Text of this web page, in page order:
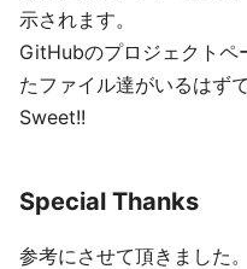
示されます。
GitHubのプロジェクトペ
たファイル達がいるはずで
Sweet!!
Special Thanks
参考にさせて頂きました